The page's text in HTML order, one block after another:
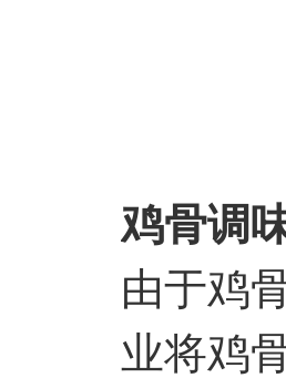
鸡骨调
由于鸡
业将鸡